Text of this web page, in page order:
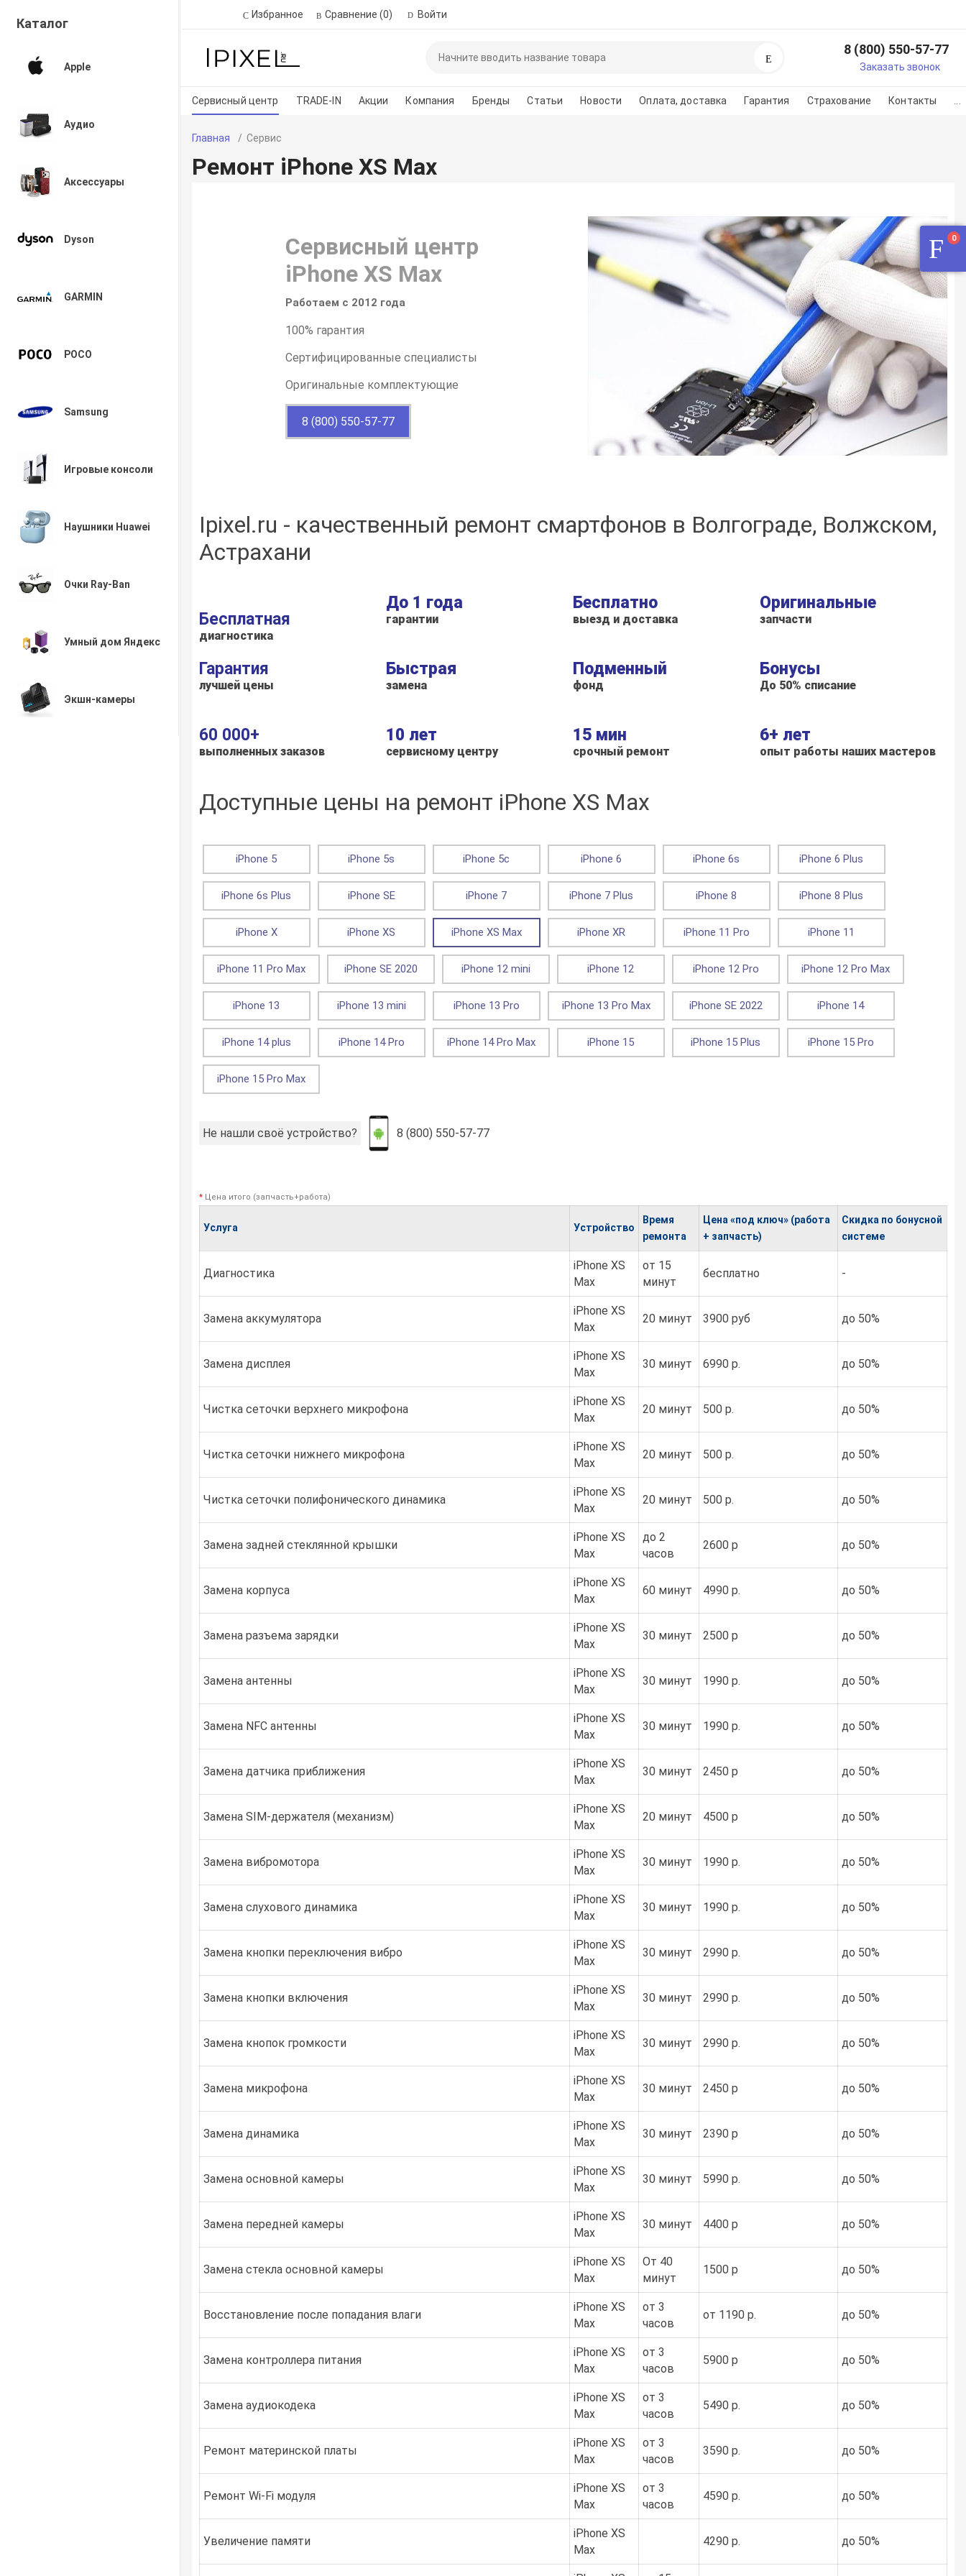
Избранное Сравнение (0) Войти
8 (800) 550-57-77
Заказать звонок
Сервисный центр TRADE-IN Акции Компания Бренды Статьи Новости Оплата, доставка Гарантия Страхование Контакты
Каталог
Apple
Аудио
Аксессуары
Dyson
GARMIN
POCO
Samsung
Игровые консоли
Наушники Huawei
Очки Ray-Ban
Умный дом Яндекс
Экшн-камеры
Главная Сервис
Ремонт iPhone XS Max
Сервисный центр
iPhone XS Max
Работаем с 2012 года
100% гарантия
Сертифицированные специалисты
Оригинальные комплектующие
8 (800) 550-57-77
Ipixel.ru - качественный ремонт смартфонов в Волгограде, Волжском,
Астрахани
Бесплатная
диагностика
До 1 года
гарантии
Бесплатно
выезд и доставка
Оригинальные
запчасти
Гарантия
лучшей цены
Быстрая
замена
Подменный
фонд
Бонусы
До 50% списание
60 000+
выполненных заказов
10 лет
сервисному центру
15 мин
срочный ремонт
6+ лет
опыт работы наших мастеров
Доступные цены на ремонт iPhone XS Max
iPhone 5 iPhone 5s iPhone 5c iPhone 6 iPhone 6s iPhone 6 Plus
iPhone 6s Plus iPhone SE iPhone 7 iPhone 7 Plus iPhone 8 iPhone 8 Plus
iPhone X iPhone XS iPhone XS Max iPhone XR iPhone 11 Pro iPhone 11
iPhone 11 Pro Max iPhone SE 2020 iPhone 12 mini iPhone 12 iPhone 12 Pro iPhone 12 Pro Max
iPhone 13 iPhone 13 mini iPhone 13 Pro iPhone 13 Pro Max iPhone SE 2022 iPhone 14
iPhone 14 plus iPhone 14 Pro iPhone 14 Pro Max iPhone 15 iPhone 15 Plus iPhone 15 Pro
iPhone 15 Pro Max
Не нашли своё устройство? 8 (800) 550-57-77
*Цена итого (запчасть+работа)
Услуга Устройство
Время
ремонта
Цена «под ключ» (работа
+ запчасть)
Скидка по бонусной
системе
Диагностика
iPhone XS
Max
от 15
минут
бесплатно -
Замена аккумулятора
iPhone XS
Max
20 минут 3900 руб до 50%
Замена дисплея
iPhone XS
Max
30 минут 6990 р. до 50%
Чистка сеточки верхнего микрофона
iPhone XS
Max
20 минут 500 р. до 50%
Чистка сеточки нижнего микрофона
iPhone XS
Max
20 минут 500 р. до 50%
Чистка сеточки полифонического динамика
iPhone XS
Max
20 минут 500 р. до 50%
Замена задней стеклянной крышки
iPhone XS
Max
до 2
часов
2600 р до 50%
Замена корпуса
iPhone XS
Max
60 минут 4990 р. до 50%
Замена разъема зарядки
iPhone XS
Max
30 минут 2500 р до 50%
Замена антенны
iPhone XS
Max
30 минут 1990 р. до 50%
Замена NFC антенны
iPhone XS
Max
30 минут 1990 р. до 50%
Замена датчика приближения
iPhone XS
Max
30 минут 2450 р до 50%
Замена SIM-держателя (механизм)
iPhone XS
Max
20 минут 4500 р до 50%
Замена вибромотора
iPhone XS
Max
30 минут 1990 р. до 50%
Замена слухового динамика
iPhone XS
Max
30 минут 1990 р. до 50%
Замена кнопки переключения вибро
iPhone XS
Max
30 минут 2990 р. до 50%
Замена кнопки включения
iPhone XS
Max
30 минут 2990 р. до 50%
Замена кнопок громкости
iPhone XS
Max
30 минут 2990 р. до 50%
Замена микрофона
iPhone XS
Max
30 минут 2450 р до 50%
Замена динамика
iPhone XS
Max
30 минут 2390 р до 50%
Замена основной камеры
iPhone XS
Max
30 минут 5990 р. до 50%
Замена передней камеры
iPhone XS
Max
30 минут 4400 р до 50%
Замена стекла основной камеры
iPhone XS
Max
От 40
минут
1500 р до 50%
Восстановление после попадания влаги
iPhone XS
Max
от 3
часов
от 1190 р. до 50%
Замена контроллера питания
iPhone XS
Max
от 3
часов
5900 р до 50%
Замена аудиокодека
iPhone XS
Max
от 3
часов
5490 р. до 50%
Ремонт материнской платы
iPhone XS
Max
от 3
часов
3590 р. до 50%
Ремонт Wi-Fi модуля
iPhone XS
Max
от 3
часов
4590 р. до 50%
Увеличение памяти
iPhone XS
Max
4290 р. до 50%
Пожалуйста, зарегистрируйтесь или
авторизуйтесь
0